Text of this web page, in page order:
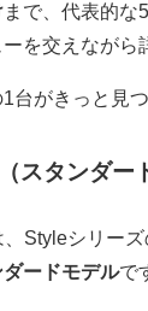
まで、代表的な
を交えながら
台がきっと見つ
スタンダー
、Styleシリー
ードモデルで